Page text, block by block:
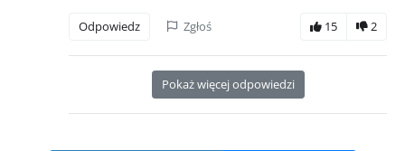
Odpowiedz Zgłoś 15 2
Pokaż więcej odpowiedzi